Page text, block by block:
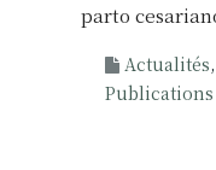
parto
Actualités,
Publications